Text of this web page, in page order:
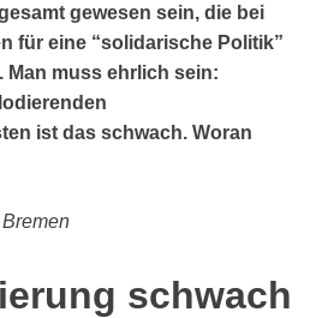
gewesen sein, die bei
für eine “solidarische Politik”
Man muss ehrlich sein:
ist das schwach. Woran
schwach